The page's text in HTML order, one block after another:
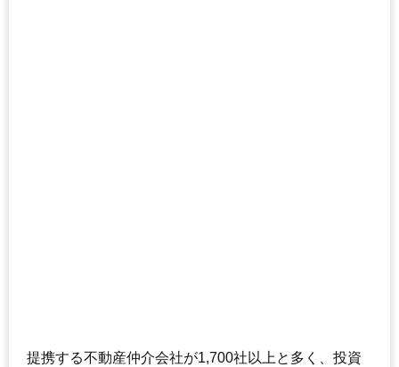
提携する不動産仲介会社が1,700社以上と多く、投資